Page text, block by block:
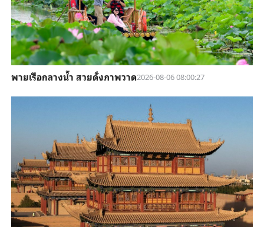
พายเรือกลางน้ำ สวยดั่งภาพวาด2026-08-06 08:00:27